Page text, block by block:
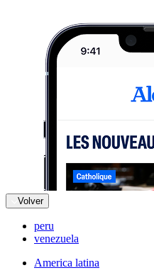
Volver
peru
venezuela
America latina